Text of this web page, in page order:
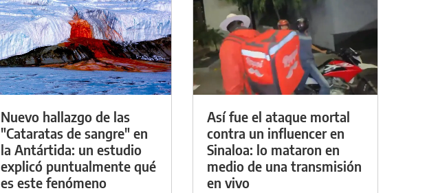
Nuevo hallazgo de las
"Cataratas de sangre" en
la Antártida: un estudio
explicó puntualmente qué
es este fenómeno
Así fue el ataque mortal
contra un influencer en
Sinaloa: lo mataron en
medio de una transmisión
en vivo